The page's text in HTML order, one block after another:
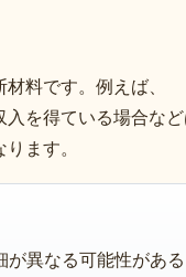
料です。例えば、
を得ている場合な
ます。
が異なる可能性があ